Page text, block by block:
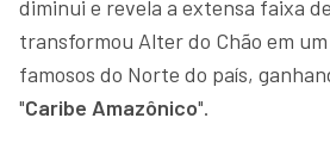
diminui e revela a extensa faixa
transformou Alter do Chão em
famosos do Norte do país,
"Caribe Amazônico".